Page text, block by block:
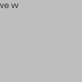
w